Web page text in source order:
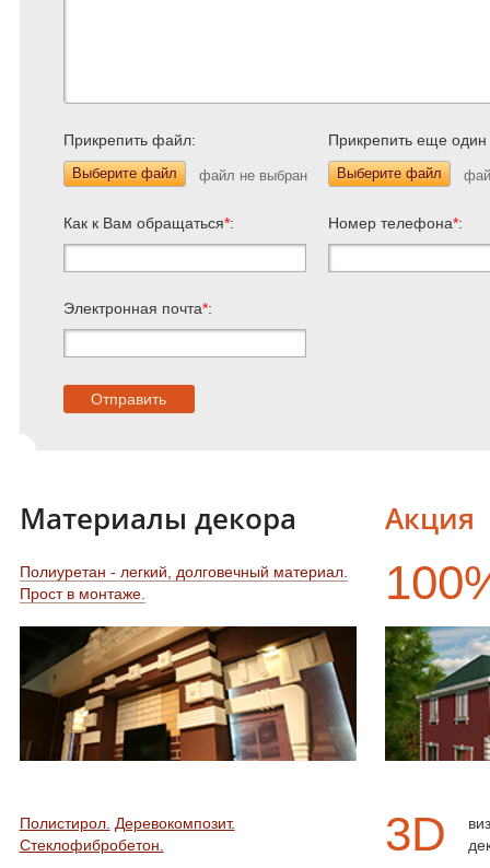
Прикрепить файл:
Выберите файл
Прикрепить еще
Выберите файл
Как к Вам обращаться*: Номер телефона*:
Электронная почта*:
Акция
3D
Материалы декора
Полиуретан - легкий, долговечный материал.
Прост в монтаже.
Полистирол. Деревокомпозит.
Стеклофибробетон.